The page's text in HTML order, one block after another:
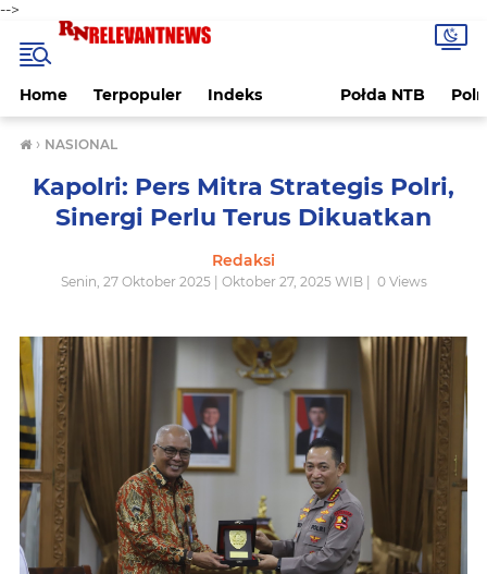
-->
Home Terpopuler Indeks Połda NTB
› NASIONAL
Kapolri: Pers Mitra Strategis Polri,
Sinergi Perlu Terus Dikuatkan
Redaksi
Senin, 27 Oktober 2025 | Oktober 27, 2025 WIB | 0Views